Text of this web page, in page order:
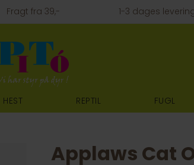
Fragt fra 39,- 1-3 dages
HEST REPTIL FUGL
Applaws Cat